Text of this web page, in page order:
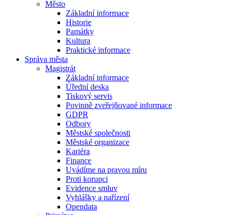
Město
Základní informace
Historie
Památky
Kultura
Praktické informace
Správa města
Magistrát
Základní informace
Úřední deska
Tiskový servis
Povinně zveřejňované informace
GDPR
Odbory
Městské společnosti
Městské organizace
Kariéra
Finance
Uvádíme na pravou míru
Proti korupci
Evidence smluv
Vyhlášky a nařízení
Opendata